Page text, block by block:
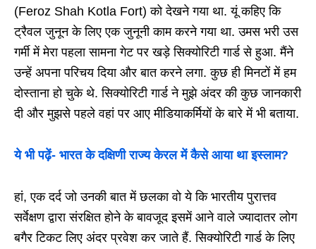
(Feroz Shah Kotla Fort) को देखने गया था. यूं कहिए कि
ट्रैवल जुनून के लिए एक जुनूनी काम करने गया था. उमस भरी उस
गर्मी में मेरा पहला सामना गेट पर खड़े सिक्योरिटी गार्ड से हुआ. मैंने
उन्हें अपना परिचय दिया और बात करने लगा. कुछ ही मिनटों में हम
दोस्ताना हो चुके थे. सिक्योरिटी गार्ड ने मुझे अंदर की कुछ जानकारी
दी और मुझसे पहले वहां पर आए मीडियाकर्मियों के बारे में भी बताया.
ये भी पढ़ें- भारत के दक्षिणी राज्य केरल में कैसे आया था इस्लाम?
हां, एक दर्द जो उनकी बात में छलका वो ये कि भारतीय पुरात्तव
सर्वेक्षण द्वारा संरक्षित होने के बावजूद इसमें आने वाले ज्यादातर लोग
बगैर टिकट लिए अंदर प्रवेश कर जाते हैं. सिक्योरिटी गार्ड के लिए